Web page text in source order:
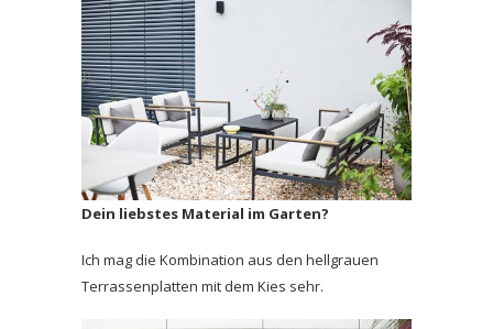
Dein liebstes Material im Garten?
Ich mag die Kombination aus den hellgrauen
Terrassenplatten mit dem Kies sehr.